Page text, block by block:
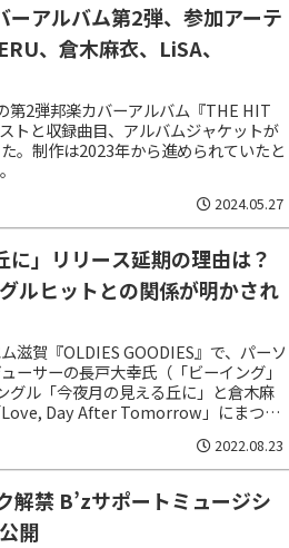
ーアルバム第2弾、参加アーテ
、倉木麻衣、LiSA、
第2弾邦楽カバーアルバム『THE HIT
トと収録曲目、アルバムジャケットが
。制作は2023年から進められていたと
2024.05.27
に」リリース延期の理由は？
ルヒットとの関係が明かされ
滋賀『OLDIES GOODIES』で、パーソ
ーサーの長戸大幸氏（「ビーイング」
ル「今夜月の見える丘に」と倉木麻
Love, Day After Tomorrow」にまつわ
2022.08.23
解禁 B’zサポートミュージシ
開